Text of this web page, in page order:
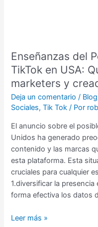
Enseñanzas del
TikTok en USA:
marketers y
Deja un comentario / Blog
Sociales,Tik Tok / Por
El anuncio sobre el
Unidos ha generado
contenido y las marcas
esta plataforma. Esta
cruciales para cualquier
1.diversificar la
forma efectiva los datos
a
los
marketers
y
creadores
contenido
Leer más »